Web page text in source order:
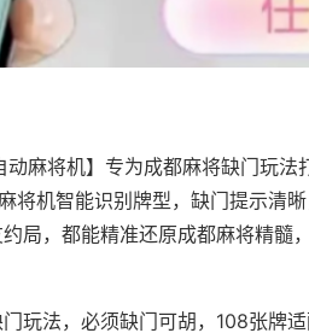
动麻将机】专为成都麻将缺门玩
将机智能识别牌型，缺门提示清
局，都能精准还原成都麻将精髓
玩法，必须缺门可胡，108张牌